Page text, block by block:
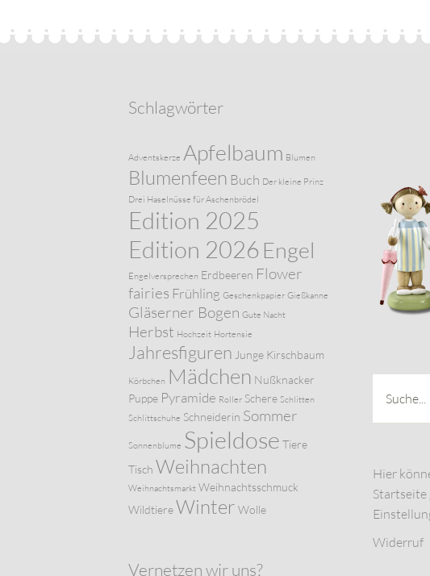
Schlagwörter
Adventskerze Apfelbaum Blumen
Blumenfeen Buch Der kleine Prinz
Drei Haselnüsse für Aschenbrödel
Edition 2025
Edition 2026 Engel
Engelversprechen Erdbeeren Flower
fairies Frühling Geschenkpapier Gießkanne
Gläserner Bogen Gute Nacht
Herbst Hochzeit Hortensie
Jahresfiguren Junge Kirschbaum
Körbchen Mädchen Nußknacker
Puppe Pyramide Roller Schere Schlitten
Schlittschuhe Schneiderin Sommer
Sonnenblume Spieldose Tiere
Tisch Weihnachten
Weihnachtsmarkt Weihnachtsschmuck
Wildtiere Winter Wolle
Vernetzen wir uns?
Hier
Widerruf